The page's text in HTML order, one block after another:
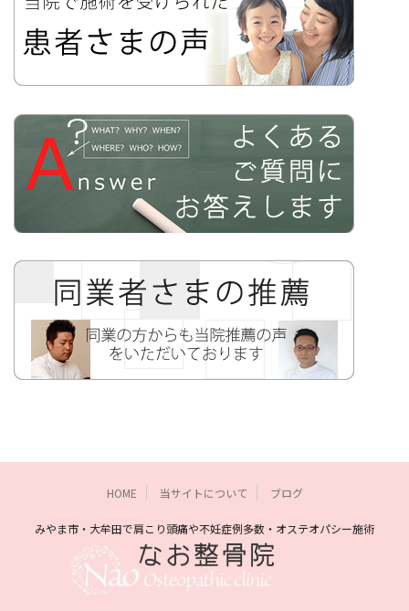
HOME 当サイトについて ブログ
みやま市・大牟田で肩こり頭痛や不妊症例多数・オステオパシー施術